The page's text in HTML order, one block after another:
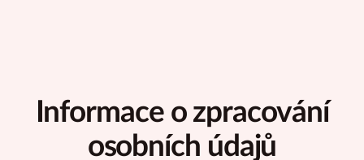
Informace o zpracování
osobních údajů